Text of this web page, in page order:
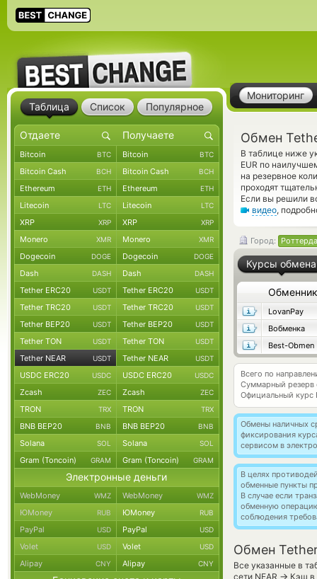
Мониторинг
Обмен
В таблице ниже
EUR по
на резервное
проходят
Если вы решили
видео,
Город:
Курсы обмена
Обменник
LovanPay
Вобменка
Best-Obmen
Всего по
Суммарный резерв
Официальный курс
Обмены наличных
фиксирования
сервисом в
В целях
обменные пункты
В случае если
обменную
соблюдения
Обмен Tether
Все указанные в
сети NEAR → Кэш в
Таблица Список Популярное
Bitcoin BTC Bitcoin BTC
Bitcoin Cash BCH Bitcoin Cash BCH
Ethereum ETH Ethereum ETH
Litecoin LTC Litecoin LTC
XRP XRP XRP XRP
Monero XMR Monero XMR
Dogecoin DOGE Dogecoin DOGE
Dash DASH Dash DASH
Tether ERC20 USDT Tether ERC20 USDT
Tether TRC20 USDT Tether TRC20 USDT
Tether BEP20 USDT Tether BEP20 USDT
Tether TON USDT Tether TON USDT
Tether NEAR USDT Tether NEAR USDT
USDC ERC20 USDC USDC ERC20 USDC
Zcash ZEC Zcash ZEC
TRON TRX TRON TRX
BNB BEP20 BNB BNB BEP20 BNB
Solana SOL Solana SOL
Gram (Toncoin) GRAM Gram (Toncoin) GRAM
Электронные деньги
WebMoney WMZ WebMoney WMZ
ЮMoney RUB ЮMoney RUB
PayPal USD PayPal USD
Volet USD Volet USD
Alipay CNY Alipay CNY